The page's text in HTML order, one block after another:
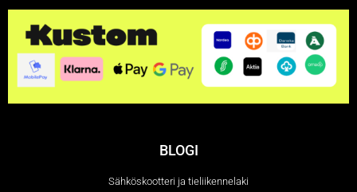
BLOGI
Sähköskootteri ja tieliikennelaki